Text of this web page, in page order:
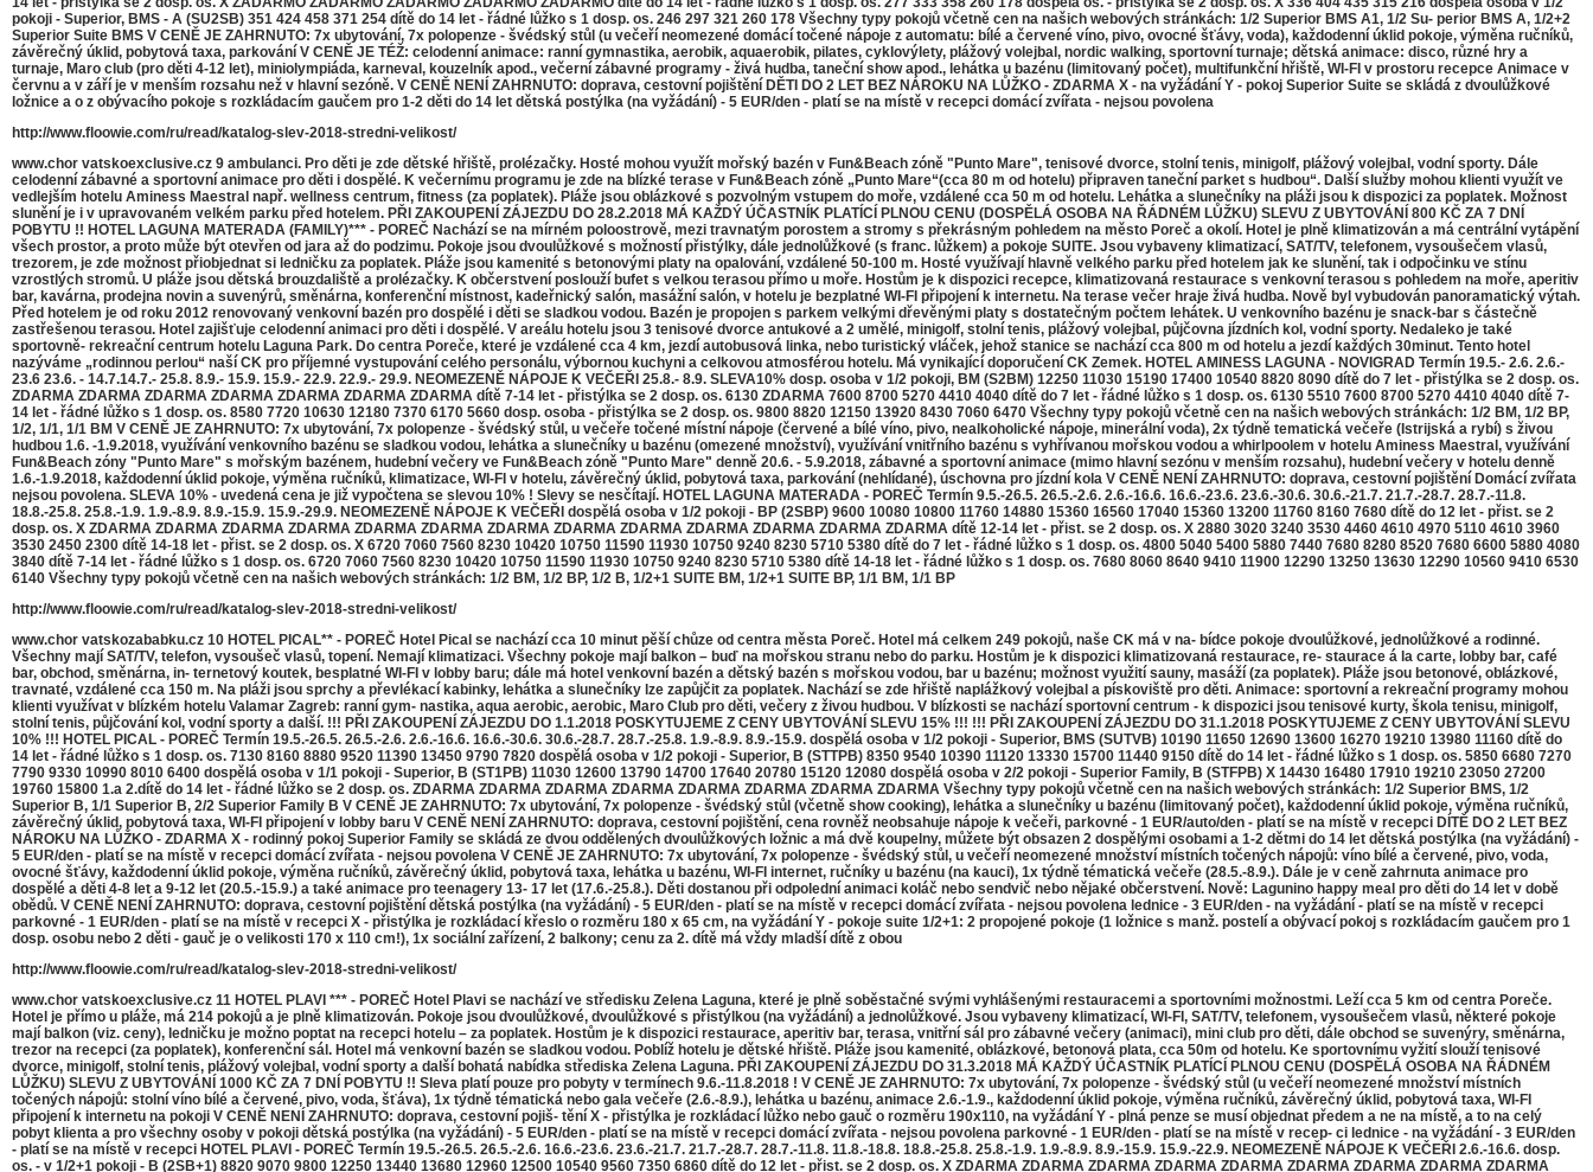
pokoji - Superior, BMS - A (SU2SB) 351 424 458 371 254 dítě do 14 let - řádné lůžko s 1 dosp. os. 246 297 321 260 178 Všechny typy pokojů včetně cen na našich webových stránkách: 1/2 Superior BMS A1, 1/2 Su- perior BMS A, 1/2+2
Superior Suite BMS V CENĚ JE ZAHRNUTO: 7x ubytování, 7x polopenze - švédský stůl (u večeří neomezené domácí točené nápoje z automatu: bílé a červené víno, pivo, ovocné šťávy, voda), každodenní úklid pokoje, výměna ručníků,
závěrečný úklid, pobytová taxa, parkování V CENĚ JE TÉŽ: celodenní animace: ranní gymnastika, aerobik, aquaerobik, pilates, cyklovýlety, plážový volejbal, nordic walking, sportovní turnaje; dětská animace: disco, různé hry a
turnaje, Maro club (pro děti 4-12 let), miniolympiáda, karneval, kouzelník apod., večerní zábavné programy - živá hudba, taneční show apod., lehátka u bazénu (limitovaný počet), multifunkční hřiště, WI-FI v prostoru recepce Animace v
červnu a v září je v menším rozsahu než v hlavní sezóně. V CENĚ NENÍ ZAHRNUTO: doprava, cestovní pojištění DĚTI DO 2 LET BEZ NÁROKU NA LŮŽKO - ZDARMA X - na vyžádání Y - pokoj Superior Suite se skládá z dvoulůžkové
ložnice a o z obývacího pokoje s rozkládacím gaučem pro 1-2 děti do 14 let dětská postýlka (na vyžádání) - 5 EUR/den - platí se na místě v recepci domácí zvířata - nejsou povolena
http://www.floowie.com/ru/read/katalog-slev-2018-stredni-velikost/
www.chor vatskoexclusive.cz 9 ambulanci. Pro děti je zde dětské hřiště, prolézačky. Hosté mohou využít mořský bazén v Fun&Beach zóně "Punto Mare", tenisové dvorce, stolní tenis, minigolf, plážový volejbal, vodní sporty. Dále
celodenní zábavné a sportovní animace pro děti i dospělé. K večernímu programu je zde na blízké terase v Fun&Beach zóně „Punto Mare“(cca 80 m od hotelu) připraven taneční parket s hudbou“. Další služby mohou klienti využít ve
vedlejším hotelu Aminess Maestral např. wellness centrum, fitness (za poplatek). Pláže jsou oblázkové s pozvolným vstupem do moře, vzdálené cca 50 m od hotelu. Lehátka a slunečníky na pláži jsou k dispozici za poplatek. Možnost
slunění je i v upravovaném velkém parku před hotelem. PŘI ZAKOUPENÍ ZÁJEZDU DO 28.2.2018 MÁ KAŽDÝ ÚČASTNÍK PLATÍCÍ PLNOU CENU (DOSPĚLÁ OSOBA NA ŘÁDNÉM LŮŽKU) SLEVU Z UBYTOVÁNÍ 800 KČ ZA 7 DNÍ
POBYTU !! HOTEL LAGUNA MATERADA (FAMILY)*** - POREČ Nachází se na mírném poloostrově, mezi travnatým porostem a stromy s překrásným pohledem na město Poreč a okolí. Hotel je plně klimatizován a má centrální vytápění
všech prostor, a proto může být otevřen od jara až do podzimu. Pokoje jsou dvoulůžkové s možností přistýlky, dále jednolůžkové (s franc. lůžkem) a pokoje SUITE. Jsou vybaveny klimatizací, SAT/TV, telefonem, vysoušečem vlasů,
trezorem, je zde možnost přiobjednat si ledničku za poplatek. Pláže jsou kamenité s betonovými platy na opalování, vzdálené 50-100 m. Hosté využívají hlavně velkého parku před hotelem jak ke slunění, tak i odpočinku ve stínu
vzrostlých stromů. U pláže jsou dětská brouzdaliště a prolézačky. K občerstvení poslouží bufet s velkou terasou přímo u moře. Hostům je k dispozici recepce, klimatizovaná restaurace s venkovní terasou s pohledem na moře, aperitiv
bar, kavárna, prodejna novin a suvenýrů, směnárna, konferenční místnost, kadeřnický salón, masážní salón, v hotelu je bezplatné WI-FI připojení k internetu. Na terase večer hraje živá hudba. Nově byl vybudován panoramatický výtah.
Před hotelem je od roku 2012 renovovaný venkovní bazén pro dospělé i děti se sladkou vodou. Bazén je propojen s parkem velkými dřevěnými platy s dostatečným počtem lehátek. U venkovního bazénu je snack-bar s částečně
zastřešenou terasou. Hotel zajišťuje celodenní animaci pro děti i dospělé. V areálu hotelu jsou 3 tenisové dvorce antukové a 2 umělé, minigolf, stolní tenis, plážový volejbal, půjčovna jízdních kol, vodní sporty. Nedaleko je také
sportovně- rekreační centrum hotelu Laguna Park. Do centra Poreče, které je vzdálené cca 4 km, jezdí autobusová linka, nebo turistický vláček, jehož stanice se nachází cca 800 m od hotelu a jezdí každých 30minut. Tento hotel
nazýváme „rodinnou perlou“ naší CK pro příjemné vystupování celého personálu, výbornou kuchyni a celkovou atmosférou hotelu. Má vynikající doporučení CK Zemek. HOTEL AMINESS LAGUNA - NOVIGRAD Termín 19.5.- 2.6. 2.6.-
23.6 23.6. - 14.7.14.7.- 25.8. 8.9.- 15.9. 15.9.- 22.9. 22.9.- 29.9. NEOMEZENĚ NÁPOJE K VEČEŘI 25.8.- 8.9. SLEVA10% dosp. osoba v 1/2 pokoji, BM (S2BM) 12250 11030 15190 17400 10540 8820 8090 dítě do 7 let - přistýlka se 2 dosp. os.
ZDARMA ZDARMA ZDARMA ZDARMA ZDARMA ZDARMA ZDARMA dítě 7-14 let - přistýlka se 2 dosp. os. 6130 ZDARMA 7600 8700 5270 4410 4040 dítě do 7 let - řádné lůžko s 1 dosp. os. 6130 5510 7600 8700 5270 4410 4040 dítě 7-
14 let - řádné lůžko s 1 dosp. os. 8580 7720 10630 12180 7370 6170 5660 dosp. osoba - přistýlka se 2 dosp. os. 9800 8820 12150 13920 8430 7060 6470 Všechny typy pokojů včetně cen na našich webových stránkách: 1/2 BM, 1/2 BP,
1/2, 1/1, 1/1 BM V CENĚ JE ZAHRNUTO: 7x ubytování, 7x polopenze - švédský stůl, u večeře točené místní nápoje (červené a bílé víno, pivo, nealkoholické nápoje, minerální voda), 2x týdně tematická večeře (Istrijská a rybí) s živou
hudbou 1.6. -1.9.2018, využívání venkovního bazénu se sladkou vodou, lehátka a slunečníky u bazénu (omezené množství), využívání vnitřního bazénu s vyhřívanou mořskou vodou a whirlpoolem v hotelu Aminess Maestral, využívání
Fun&Beach zóny "Punto Mare" s mořským bazénem, hudební večery ve Fun&Beach zóně "Punto Mare" denně 20.6. - 5.9.2018, zábavné a sportovní animace (mimo hlavní sezónu v menším rozsahu), hudební večery v hotelu denně
1.6.-1.9.2018, každodenní úklid pokoje, výměna ručníků, klimatizace, WI-FI v hotelu, závěrečný úklid, pobytová taxa, parkování (nehlídané), úschovna pro jízdní kola V CENĚ NENÍ ZAHRNUTO: doprava, cestovní pojištění Domácí zvířata
nejsou povolena. SLEVA 10% - uvedená cena je již vypočtena se slevou 10% ! Slevy se nesčítají. HOTEL LAGUNA MATERADA - POREČ Termín 9.5.-26.5. 26.5.-2.6. 2.6.-16.6. 16.6.-23.6. 23.6.-30.6. 30.6.-21.7. 21.7.-28.7. 28.7.-11.8.
18.8.-25.8. 25.8.-1.9. 1.9.-8.9. 8.9.-15.9. 15.9.-29.9. NEOMEZENĚ NÁPOJE K VEČEŘI dospělá osoba v 1/2 pokoji - BP (2SBP) 9600 10080 10800 11760 14880 15360 16560 17040 15360 13200 11760 8160 7680 dítě do 12 let - přist. se 2
dosp. os. X ZDARMA ZDARMA ZDARMA ZDARMA ZDARMA ZDARMA ZDARMA ZDARMA ZDARMA ZDARMA ZDARMA ZDARMA ZDARMA dítě 12-14 let - přist. se 2 dosp. os. X 2880 3020 3240 3530 4460 4610 4970 5110 4610 3960
3530 2450 2300 dítě 14-18 let - přist. se 2 dosp. os. X 6720 7060 7560 8230 10420 10750 11590 11930 10750 9240 8230 5710 5380 dítě do 7 let - řádné lůžko s 1 dosp. os. 4800 5040 5400 5880 7440 7680 8280 8520 7680 6600 5880 4080
3840 dítě 7-14 let - řádné lůžko s 1 dosp. os. 6720 7060 7560 8230 10420 10750 11590 11930 10750 9240 8230 5710 5380 dítě 14-18 let - řádné lůžko s 1 dosp. os. 7680 8060 8640 9410 11900 12290 13250 13630 12290 10560 9410 6530
6140 Všechny typy pokojů včetně cen na našich webových stránkách: 1/2 BM, 1/2 BP, 1/2 B, 1/2+1 SUITE BM, 1/2+1 SUITE BP, 1/1 BM, 1/1 BP
http://www.floowie.com/ru/read/katalog-slev-2018-stredni-velikost/
www.chor vatskozababku.cz 10 HOTEL PICAL** - POREČ Hotel Pical se nachází cca 10 minut pěší chůze od centra města Poreč. Hotel má celkem 249 pokojů, naše CK má v na- bídce pokoje dvoulůžkové, jednolůžkové a rodinné.
Všechny mají SAT/TV, telefon, vysoušeč vlasů, topení. Nemají klimatizaci. Všechny pokoje mají balkon – buď na mořskou stranu nebo do parku. Hostům je k dispozici klimatizovaná restaurace, re- staurace á la carte, lobby bar, café
bar, obchod, směnárna, in- ternetový koutek, besplatné WI-FI v lobby baru; dále má hotel venkovní bazén a dětský bazén s mořskou vodou, bar u bazénu; možnost využití sauny, masáží (za poplatek). Pláže jsou betonové, oblázkové,
travnaté, vzdálené cca 150 m. Na pláži jsou sprchy a převlékací kabinky, lehátka a slunečníky lze zapůjčit za poplatek. Nachází se zde hřiště naplážkový volejbal a pískoviště pro děti. Animace: sportovní a rekreační programy mohou
klienti využívat v blízkém hotelu Valamar Zagreb: ranní gym- nastika, aqua aerobic, aerobic, Maro Club pro děti, večery z živou hudbou. V blízkosti se nachází sportovní centrum - k dispozici jsou tenisové kurty, škola tenisu, minigolf,
stolní tenis, půjčování kol, vodní sporty a další. !!! PŘI ZAKOUPENÍ ZÁJEZDU DO 1.1.2018 POSKYTUJEME Z CENY UBYTOVÁNÍ SLEVU 15% !!! !!! PŘI ZAKOUPENÍ ZÁJEZDU DO 31.1.2018 POSKYTUJEME Z CENY UBYTOVÁNÍ SLEVU
10% !!! HOTEL PICAL - POREČ Termín 19.5.-26.5. 26.5.-2.6. 2.6.-16.6. 16.6.-30.6. 30.6.-28.7. 28.7.-25.8. 1.9.-8.9. 8.9.-15.9. dospělá osoba v 1/2 pokoji - Superior, BMS (SUTVB) 10190 11650 12690 13600 16270 19210 13980 11160 dítě do
14 let - řádné lůžko s 1 dosp. os. 7130 8160 8880 9520 11390 13450 9790 7820 dospělá osoba v 1/2 pokoji - Superior, B (STTPB) 8350 9540 10390 11120 13330 15700 11440 9150 dítě do 14 let - řádné lůžko s 1 dosp. os. 5850 6680 7270
7790 9330 10990 8010 6400 dospělá osoba v 1/1 pokoji - Superior, B (ST1PB) 11030 12600 13790 14700 17640 20780 15120 12080 dospělá osoba v 2/2 pokoji - Superior Family, B (STFPB) X 14430 16480 17910 19210 23050 27200
19760 15800 1.a 2.dítě do 14 let - řádné lůžko se 2 dosp. os. ZDARMA ZDARMA ZDARMA ZDARMA ZDARMA ZDARMA ZDARMA ZDARMA Všechny typy pokojů včetně cen na našich webových stránkách: 1/2 Superior BMS, 1/2
Superior B, 1/1 Superior B, 2/2 Superior Family B V CENĚ JE ZAHRNUTO: 7x ubytování, 7x polopenze - švédský stůl (včetně show cooking), lehátka a slunečníky u bazénu (limitovaný počet), každodenní úklid pokoje, výměna ručníků,
závěrečný úklid, pobytová taxa, WI-FI připojení v lobby baru V CENĚ NENÍ ZAHRNUTO: doprava, cestovní pojištění, cena rovněž neobsahuje nápoje k večeři, parkovné - 1 EUR/auto/den - platí se na místě v recepci DÍTĚ DO 2 LET BEZ
NÁROKU NA LŮŽKO - ZDARMA X - rodinný pokoj Superior Family se skládá ze dvou oddělených dvoulůžkových ložnic a má dvě koupelny, můžete být obsazen 2 dospělými osobami a 1-2 dětmi do 14 let dětská postýlka (na vyžádání) -
5 EUR/den - platí se na místě v recepci domácí zvířata - nejsou povolena V CENĚ JE ZAHRNUTO: 7x ubytování, 7x polopenze - švédský stůl, u večeří neomezené množství místních točených nápojů: víno bílé a červené, pivo, voda,
ovocné šťávy, každodenní úklid pokoje, výměna ručníků, závěrečný úklid, pobytová taxa, lehátka u bazénu, WI-FI internet, ručníky u bazénu (na kauci), 1x týdně tématická večeře (28.5.-8.9.). Dále je v ceně zahrnuta animace pro
dospělé a děti 4-8 let a 9-12 let (20.5.-15.9.) a také animace pro teenagery 13- 17 let (17.6.-25.8.). Děti dostanou při odpolední animaci koláč nebo sendvič nebo nějaké občerstvení. Nově: Lagunino happy meal pro děti do 14 let v době
obědů. V CENĚ NENÍ ZAHRNUTO: doprava, cestovní pojištění dětská postýlka (na vyžádání) - 5 EUR/den - platí se na místě v recepci domácí zvířata - nejsou povolena lednice - 3 EUR/den - na vyžádání - platí se na místě v recepci
parkovné - 1 EUR/den - platí se na místě v recepci X - přistýlka je rozkládací křeslo o rozměru 180 x 65 cm, na vyžádání Y - pokoje suite 1/2+1: 2 propojené pokoje (1 ložnice s manž. postelí a obývací pokoj s rozkládacím gaučem pro 1
dosp. osobu nebo 2 děti - gauč je o velikosti 170 x 110 cm!), 1x sociální zařízení, 2 balkony; cenu za 2. dítě má vždy mladší dítě z obou
http://www.floowie.com/ru/read/katalog-slev-2018-stredni-velikost/
www.chor vatskoexclusive.cz 11 HOTEL PLAVI *** - POREČ Hotel Plavi se nachází ve středisku Zelena Laguna, které je plně soběstačné svými vyhlášenými restauracemi a sportovními možnostmi. Leží cca 5 km od centra Poreče.
Hotel je přímo u pláže, má 214 pokojů a je plně klimatizován. Pokoje jsou dvoulůžkové, dvoulůžkové s přistýlkou (na vyžádání) a jednolůžkové. Jsou vybaveny klimatizací, WI-FI, SAT/TV, telefonem, vysoušečem vlasů, některé pokoje
mají balkon (viz. ceny), ledničku je možno poptat na recepci hotelu – za poplatek. Hostům je k dispozici restaurace, aperitiv bar, terasa, vnitřní sál pro zábavné večery (animaci), mini club pro děti, dále obchod se suvenýry, směnárna,
trezor na recepci (za poplatek), konferenční sál. Hotel má venkovní bazén se sladkou vodou. Poblíž hotelu je dětské hřiště. Pláže jsou kamenité, oblázkové, betonová plata, cca 50m od hotelu. Ke sportovnímu vyžití slouží tenisové
dvorce, minigolf, stolní tenis, plážový volejbal, vodní sporty a další bohatá nabídka střediska Zelena Laguna. PŘI ZAKOUPENÍ ZÁJEZDU DO 31.3.2018 MÁ KAŽDÝ ÚČASTNÍK PLATÍCÍ PLNOU CENU (DOSPĚLÁ OSOBA NA ŘÁDNÉM
LŮŽKU) SLEVU Z UBYTOVÁNÍ 1000 KČ ZA 7 DNÍ POBYTU !! Sleva platí pouze pro pobyty v termínech 9.6.-11.8.2018 ! V CENĚ JE ZAHRNUTO: 7x ubytování, 7x polopenze - švédský stůl (u večeří neomezené množství místních
točených nápojů: stolní víno bílé a červené, pivo, voda, šťáva), 1x týdně tématická nebo gala večeře (2.6.-8.9.), lehátka u bazénu, animace 2.6.-1.9., každodenní úklid pokoje, výměna ručníků, závěrečný úklid, pobytová taxa, WI-FI
připojení k internetu na pokoji V CENĚ NENÍ ZAHRNUTO: doprava, cestovní pojiš- tění X - přistýlka je rozkládací lůžko nebo gauč o rozměru 190x110, na vyžádání Y - plná penze se musí objednat předem a ne na místě, a to na celý
pobyt klienta a pro všechny osoby v pokoji dětská postýlka (na vyžádání) - 5 EUR/den - platí se na místě v recepci domácí zvířata - nejsou povolena parkovné - 1 EUR/den - platí se na místě v recep- ci lednice - na vyžádání - 3 EUR/den
- platí se na místě v recepci HOTEL PLAVI - POREČ Termín 19.5.-26.5. 26.5.-2.6. 16.6.-23.6. 23.6.-21.7. 21.7.-28.7. 28.7.-11.8. 11.8.-18.8. 18.8.-25.8. 25.8.-1.9. 1.9.-8.9. 8.9.-15.9. 15.9.-22.9. NEOMEZENĚ NÁPOJE K VEČEŘI 2.6.-16.6. dosp.
os. - v 1/2+1 pokoji - B (2SB+1) 8820 9070 9800 12250 13440 13680 12960 12500 10540 9560 7350 6860 dítě do 12 let - přist. se 2 dosp. os. X ZDARMA ZDARMA ZDARMA ZDARMA ZDARMA ZDARMA ZDARMA ZDARMA ZDARMA